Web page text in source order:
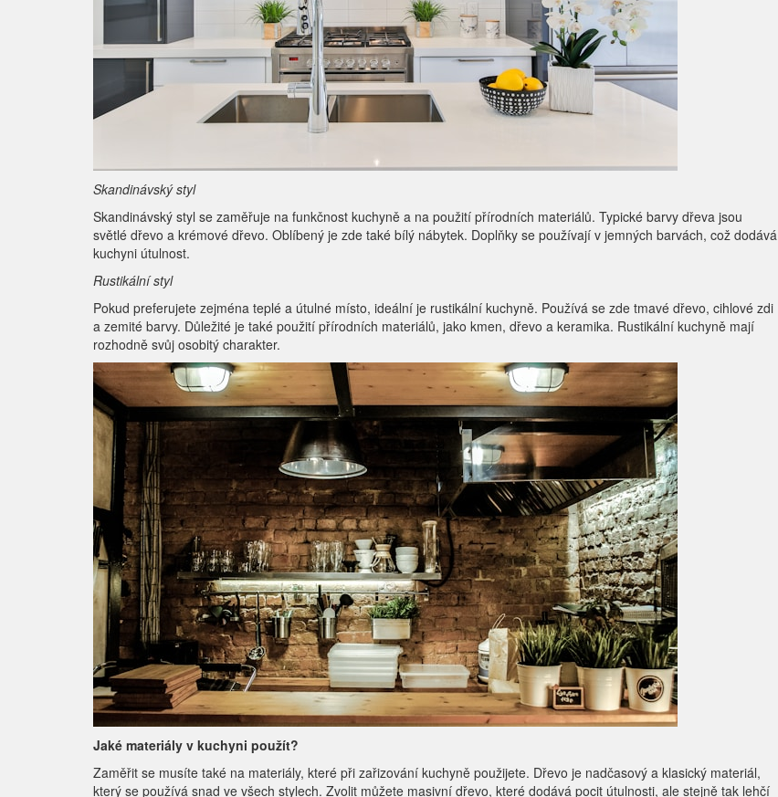
Skandinávský styl
Skandinávský styl se zaměřuje na funkčnost kuchyně a na použití přírodních materiálů. Typické barvy dřeva jsou
světlé dřevo a krémové dřevo. Oblíbený je zde také bílý nábytek. Doplňky se používají v jemných barvách, což dodává
kuchyni útulnost.
Rustikální styl
Pokud preferujete zejména teplé a útulné místo, ideální je rustikální kuchyně. Používá se zde tmavé dřevo, cihlové zdi
a zemité barvy. Důležité je také použití přírodních materiálů, jako kmen, dřevo a keramika. Rustikální kuchyně mají
rozhodně svůj osobitý charakter.
Jaké materiály v kuchyni použít?
Zaměřit se musíte také na materiály, které při zařizování kuchyně použijete. Dřevo je nadčasový a klasický materiál,
který se používá snad ve všech stylech. Zvolit můžete masivní dřevo, které dodává pocit útulnosti, ale stejně tak lehčí